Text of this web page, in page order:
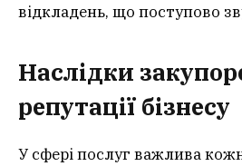
відкладень, що поступово
Наслідки
репутації бізнесу
У сфері послуг важлива